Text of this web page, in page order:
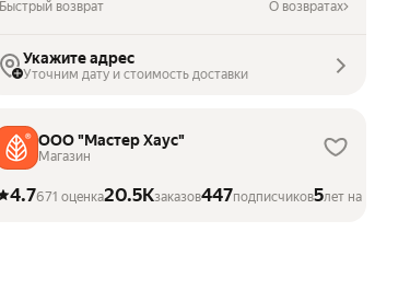
Быстрый возврат О возвратах
Укажите адрес
Уточним дату и стоимость доставки
ООО "Мастер Хаус"
Магазин
4.7671 оценка20.5Kзаказов447подписчиков5лет на